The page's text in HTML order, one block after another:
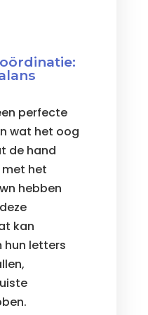
perfecte
wat het oog
de hand
met het
hebben
kan
hun letters